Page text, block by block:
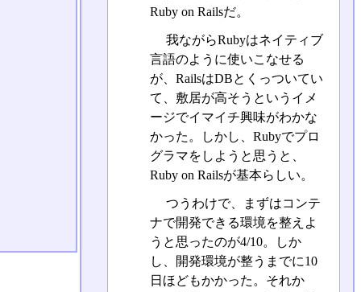
Ruby on Railsだ。
我ながらRubyはネイティブ
言語のように使いこなせる
が、RailsはDBとくっついてい
て、敷居が高そうというイメ
ージでイマイチ興味がわかな
かった。しかし、Rubyでプロ
グラマをしようと思うと、
Ruby on Railsが基本らしい。
つうわけで、まずはコンテ
ナで開発できる環境を整えよ
うと思ったのが4/10。しか
し、開発環境が整うまでに10
日ほどもかかった。それか